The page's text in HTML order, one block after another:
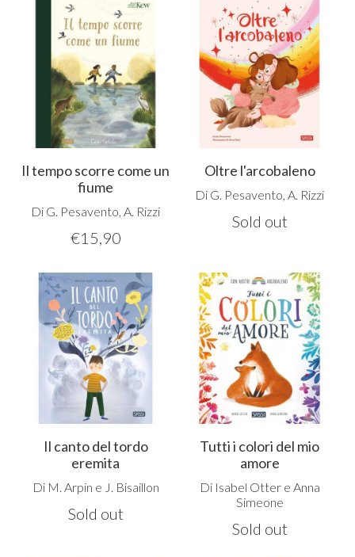
Il tempo scorre come un
fiume
Di G. Pesavento, A. Rizzi
€15,90
Oltre l'arcobaleno
Di G. Pesavento, A. Rizzi
Sold out
Il canto del tordo
eremita
Di M. Arpin e J. Bisaillon
Sold out
Tutti i colori del mio
amore
Di Isabel Otter e Anna
Simeone
Sold out